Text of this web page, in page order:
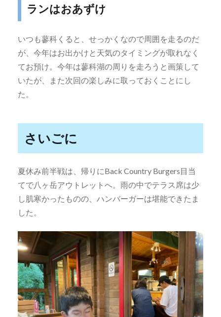
ランはおあずけ
いつも蓼科くると、せっかくなので周囲を走るのだ
が、今年はお出かけと天気のタイミングが取れなく
てお預け。今年は蓼科湖の周りを走ろうと画策して
いたが、また次回の楽しみに取っておくことにし
た。
さいごに
夏休み前半戦は、帰りにBack Country Burgers目当
てで八ヶ岳アウトレットへ。雨の中でテラス席は少
し肌寒かったものの、ハンバーガーは堪能できたま
した。